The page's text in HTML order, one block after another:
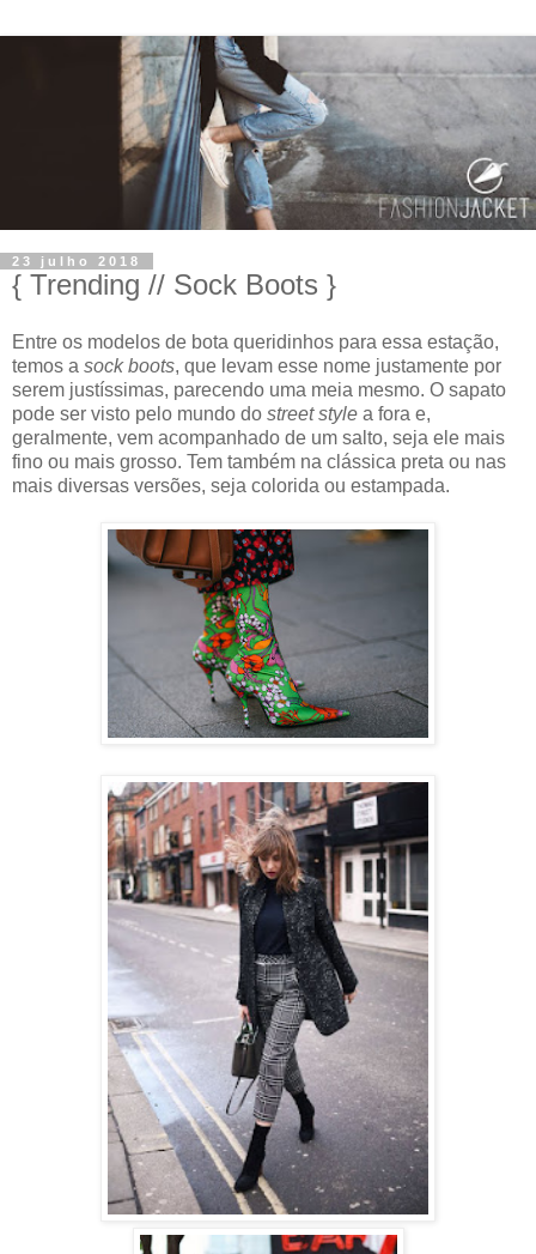
23 julho 2018
{ Trending // Sock Boots }
Entre os modelos de bota queridinhos para essa estação,
temos a sock boots, que levam esse nome justamente por
serem justíssimas, parecendo uma meia mesmo. O sapato
pode ser visto pelo mundo do street style a fora e,
geralmente, vem acompanhado de um salto, seja ele mais
fino ou mais grosso. Tem também na clássica preta ou nas
mais diversas versões, seja colorida ou estampada.